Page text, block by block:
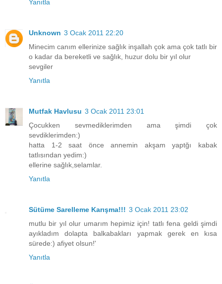
Yanıtla
Unknown 3 Ocak 2011 22:20
Minecim canım ellerinize sağlık inşallah çok ama çok tatlı bir
o kadar da bereketli ve sağlık, huzur dolu bir yıl olur
sevgiler
Yanıtla
Mutfak Havlusu 3 Ocak 2011 23:01
Çocukken sevmediklerimden ama şimdi çok
sevdiklerimden:)
hatta 1-2 saat önce annemin akşam yaptğı kabak
tatlısından yedim:)
ellerine sağlık,selamlar.
Yanıtla
Sütüme Sarelleme Karışma!!! 3 Ocak 2011 23:02
mutlu bir yıl olur umarım hepimiz için! tatlı fena geldi şimdi
ayıkladım dolapta balkabakları yapmak gerek en kısa
sürede:) afiyet olsun!'
Yanıtla